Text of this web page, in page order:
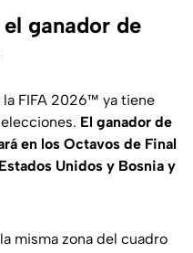
ganador de
la FIFA 2026™ ya tiene
El ganador de
en los Octavos de Final
Unidos y Bosnia y
misma zona del cuadro